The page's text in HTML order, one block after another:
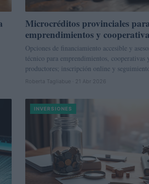
Microcréditos provinciales
emprendimientos y
Opciones de financiamiento accesible y
técnico para emprendimientos, cooperativas
productores; inscripción online y
Roberta Tagliabue · 21 Abr 2026
INVERSIONES